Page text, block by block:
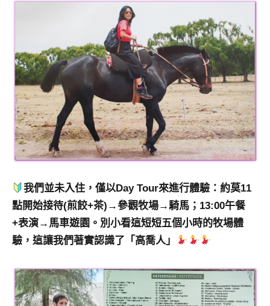
我們並未入住，僅以Day Tour來進行體驗：約莫11
點開始接待(煎餃+茶)→參觀牧場→騎馬；13:00午餐
+表演→馬車遊園。別小看這短短五個小時的牧場體
驗，這讓我們著實認識了「高喬人」